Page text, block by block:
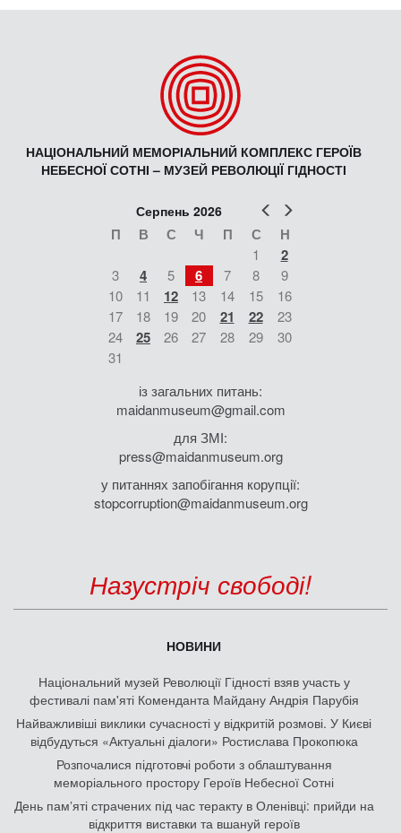
НАЦІОНАЛЬНИЙ МЕМОРІАЛЬНИЙ КОМПЛЕКС ГЕРОЇВ
НЕБЕСНОЇ СОТНІ – МУЗЕЙ РЕВОЛЮЦІЇ ГІДНОСТІ
Попер
Серпень 2026
П В С Ч П С Н
1 2
3 4 5 6 7 8
9
10
11 12 13 14 15
16
17
18 19 20 21 22
23
24
25 26 27 28 29
30
31
із загальних питань:
maidanmuseum@gmail.com
для ЗМІ:
press@maidanmuseum.org
у питаннях запобігання корупції:
stopcorruption@maidanmuseum.org
Назустріч свободі!
НОВИНИ
Національний музей Революції Гідності взяв участь у
фестивалі пам'яті Коменданта Майдану Андрія Парубія
Найважливіші виклики сучасності у відкритій розмові. У Києві
відбудуться «Актуальні діалоги» Ростислава Прокопюка
Розпочалися підготовчі роботи з облаштування
меморіального простору Героїв Небесної Сотні
День памʼяті страчених під час теракту в Оленівці: прийди на
відкриття виставки та вшануй героїв